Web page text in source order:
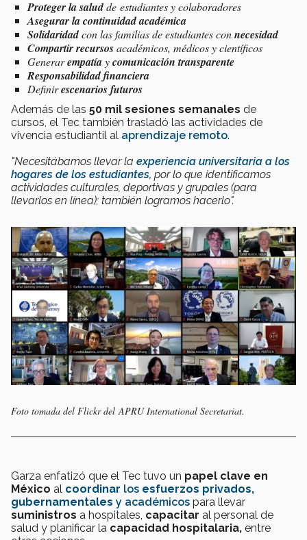
Proteger la saludde estudiantes y colaboradores
Asegurar la continuidad académica
Solidaridadcon las familias de estudiantes connecesidad
Compartir recursosacadémicos, médicos y científicos
Generarempatíaycomunicación transparente
Responsabilidad financiera
Definirescenarios futuros
Además de las 50 mil sesiones semanales de
cursos, el Tec también trasladó las actividades de
vivencia estudiantil al aprendizaje remoto.
"Necesitábamos llevar la experiencia universitaria a los
hogares de los estudiantes, por lo que identificamos
actividades culturales, deportivas y grupales (para
llevarlos en línea); también logramos hacerlo".
Foto tomada del Flickr del APRU International Secretariat.
Garza enfatizó que el Tec tuvo un papel clave en
México al coordinar los esfuerzos privados,
gubernamentales y académicos para llevar
suministros a hospitales, capacitar al personal de
salud y planificar la capacidad hospitalaria, entre